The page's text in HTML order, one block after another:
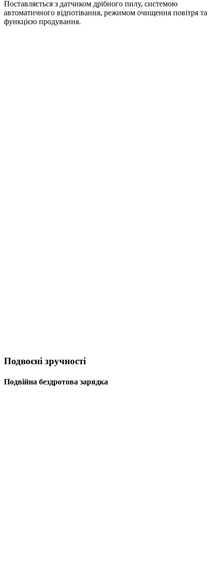
Поставляється з датчиком дрібного пилу, системою
автоматичного відпотівання, режимом очищення повітря та
функцією продування.
Подвоєні зручності
Подвійна бездротова зарядка